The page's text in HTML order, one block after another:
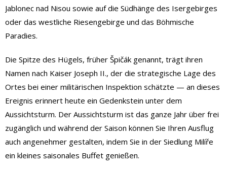
Jablonec nad Nisou sowie auf die Südhänge des Isergebirges
oder das westliche Riesengebirge und das Böhmische
Paradies.
Die Spitze des Hügels, früher Špičák genannt, trägt ihren
Namen nach Kaiser Joseph II., der die strategische Lage des
Ortes bei einer militärischen Inspektion schätzte — an dieses
Ereignis erinnert heute ein Gedenkstein unter dem
Aussichtsturm. Der Aussichtsturm ist das ganze Jahr über frei
zugänglich und während der Saison können Sie Ihren Ausflug
auch angenehmer gestalten, indem Sie in der Siedlung Milíře
ein kleines saisonales Buffet genießen.